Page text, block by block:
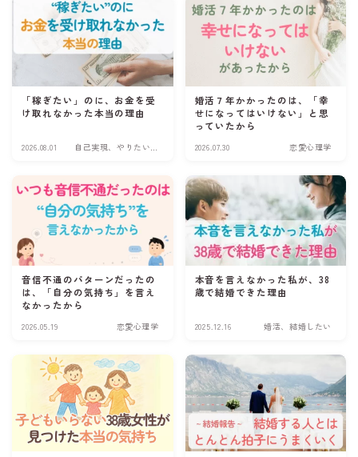
「稼ぎたい」のに、お金を受
け取れなかった本当の理由
2026.08.01
自己実現、やりたい
婚活７年かかったのは、「幸
せになってはいけない」と思
っていたから
2026.07.30 恋愛心理学
音信不通のパターンだったの
は、「自分の気持ち」を言え
なかったから
2026.05.19 恋愛心理学
本音を言えなかった私が、38
歳で結婚できた理由
2025.12.16 婚活、結婚したい